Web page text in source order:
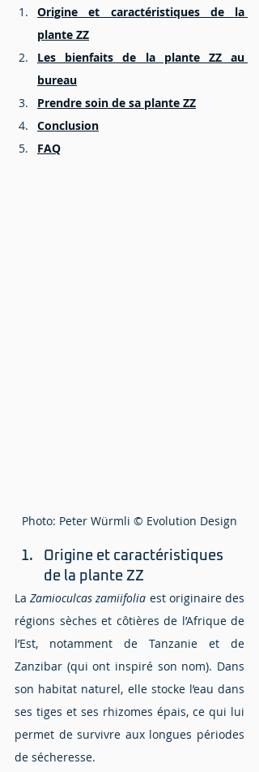
Origine et caractéristiques de la
plante ZZ
Les bienfaits de la plante ZZ au
bureau
Prendre soin de sa plante ZZ
Conclusion
FAQ
Photo: Peter Würmli © Evolution Design
Origine et caractéristiques
de la plante ZZ
La Zamioculcas zamiifolia est originaire des
régions sèches et côtières de l’Afrique de
l’Est, notamment de Tanzanie et de
Zanzibar (qui ont inspiré son nom). Dans
son habitat naturel, elle stocke l’eau dans
ses tiges et ses rhizomes épais, ce qui lui
permet de survivre aux longues périodes
de sécheresse.